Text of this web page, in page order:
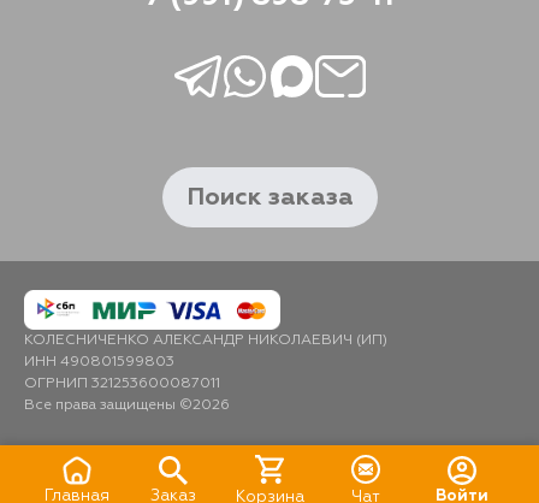
Поиск заказа
КОЛЕСНИЧЕНКО АЛЕКСАНДР НИКОЛАЕВИЧ (ИП)
ИНН 490801599803
ОГРНИП 321253600087011
Все права защищены ©2026
Главная Заказ Корзина Чат Войти